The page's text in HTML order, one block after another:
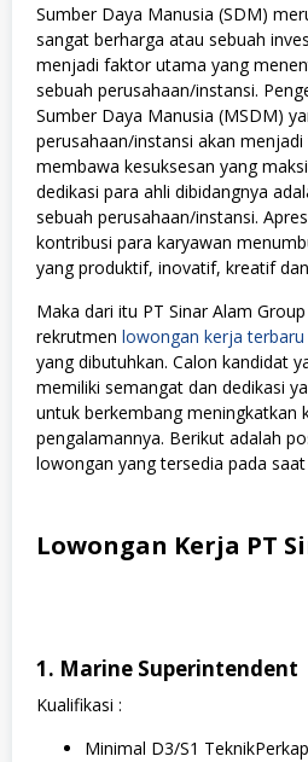
Sumber Daya Manusia (SDM)
sangat berharga atau sebuah
menjadi faktor utama yang
sebuah perusahaan/instansi.
Sumber Daya Manusia (MSDM)
perusahaan/instansi akan
membawa kesuksesan yang
dedikasi para ahli dibidangnya
sebuah perusahaan/instansi.
kontribusi para karyawan
yang produktif, inovatif, kreatif
Maka dari itu PT Sinar Alam
rekrutmen lowongan kerja terbaru
yang dibutuhkan. Calon kandidat
memiliki semangat dan dedikasi
untuk berkembang meningkatkan
pengalamannya. Berikut adalah
lowongan yang tersedia pada saat
Lowongan Kerja PT
1. Marine Superintendent
Kualifikasi :
Minimal D3/S1